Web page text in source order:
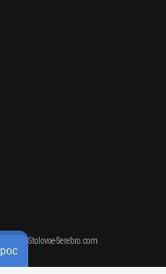
- Stolovoe-Serebro.com